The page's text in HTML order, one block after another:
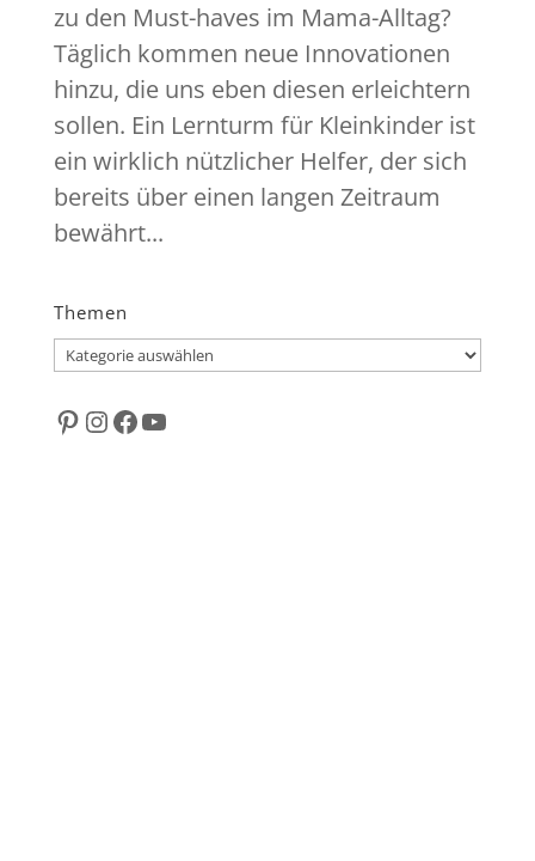
zu den Must-haves im Mama-Alltag?
Täglich kommen neue Innovationen
hinzu, die uns eben diesen erleichtern
sollen. Ein Lernturm für Kleinkinder ist
ein wirklich nützlicher Helfer, der sich
bereits über einen langen Zeitraum
bewährt...
Themen
Themen
Pinterest
Instagram
Facebook
YouTube